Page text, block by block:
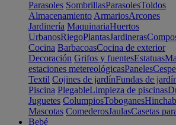
Parasoles SombrillasParasolesToldos
Almacenamiento ArmariosArcones
Jardinería MaquinariaHuertos
UrbanosRiegoPlantasJardineras
Cocina BarbacoasCocina de exterior
Decoración Grifos y fuentesEstatuas
estaciones metereológicasPaneles
Textil Cojines de jardínFundas de
Piscina PlegableLimpieza de piscinas
Juguetes ColumpiosToboganes
Mascotas ComederosJaulasCasetas
Bebé